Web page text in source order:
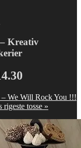
Kreativ
– We Will Rock You !!!
rigeste tosse »